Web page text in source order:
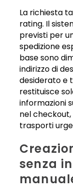
La richiesta
rating. Il
previsti per
spedizione
base sono
indirizzo di
desiderato e
restituisce
informazioni
nel
trasporti
senza